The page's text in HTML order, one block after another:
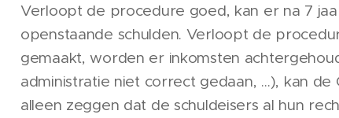
Verloopt de procedure goed, kan er na 7
openstaande schulden. Verloopt de
gemaakt, worden er inkomsten
administratie niet correct gedaan, …), kan
alleen zeggen dat de schuldeisers al hun